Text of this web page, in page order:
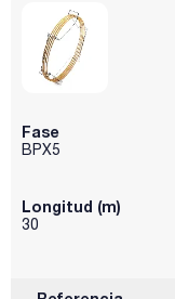
Fase
BPX5
Longitud (m)
30